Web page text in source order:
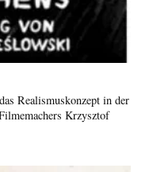
Realismuskonzept in der
Krzysztof